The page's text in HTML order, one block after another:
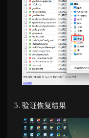
验证恢复结果